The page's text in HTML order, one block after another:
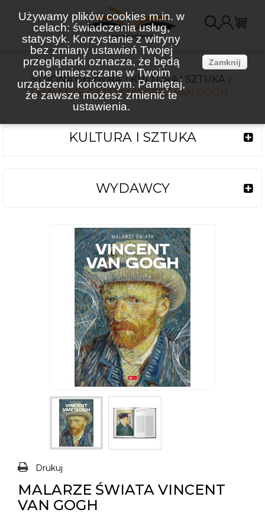
Używamy plików cookies m.in. w
celach: świadczenia usług,
statystyk. Korzystanie z witryny
bez zmiany ustawień Twojej
przeglądarki oznacza, że będą
one umieszczane w Twoim
urządzeniu końcowym. Pamiętaj,
że zawsze możesz zmienić te
ustawienia.
Zamknij
STRONA GŁÓWNA
KULTURA I SZTUKA
MALARZE ŚWIATA VINCENT VAN GOGH
KULTURA I SZTUKA
WYDAWCY
Drukuj
MALARZE ŚWIATA VINCENT
VAN GOGH